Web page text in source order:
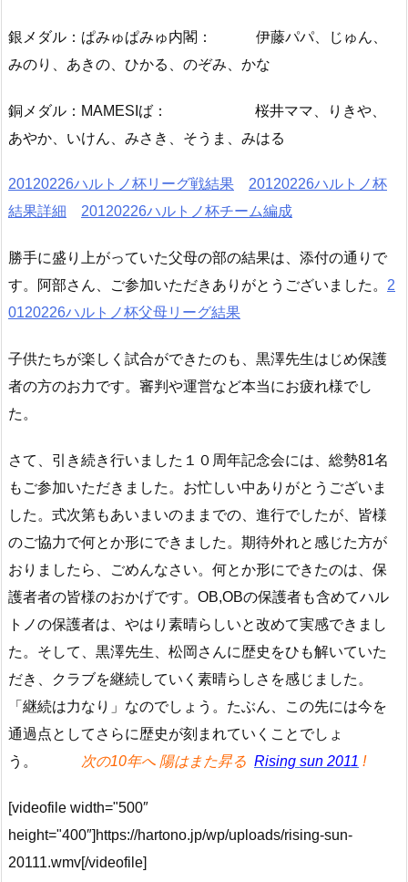
銀メダル：ぱみゅぱみゅ内閣： 伊藤パパ、じゅん、
みのり、あきの、ひかる、のぞみ、かな
銅メダル：MAMESIば： 桜井ママ、りきや、
あやか、いけん、みさき、そうま、みはる
20120226ハルトノ杯リーグ戦結果
20120226ハルトノ杯
結果詳細
20120226ハルトノ杯チーム編成
勝手に盛り上がっていた父母の部の結果は、添付の通りで
す。阿部さん、ご参加いただきありがとうございました。 2
0120226ハルトノ杯父母リーグ結果
子供たちが楽しく試合ができたのも、黒澤先生はじめ保護
者の方のお力です。審判や運営など本当にお疲れ様でし
た。
さて、引き続き行いました１０周年記念会には、総勢81名
もご参加いただきました。お忙しい中ありがとうございま
した。式次第もあいまいのままでの、進行でしたが、皆様
のご協力で何とか形にできました。期待外れと感じた方が
おりましたら、ごめんなさい。何とか形にできたのは、保
護者者の皆様のおかげです。OB,OBの保護者も含めてハル
トノの保護者は、やはり素晴らしいと改めて実感できまし
た。そして、黒澤先生、松岡さんに歴史をひも解いていた
だき、クラブを継続していく素晴らしさを感じました。
「継続は力なり」なのでしょう。たぶん、この先には今を
通過点としてさらに歴史が刻まれていくことでしょ
う。
次の10年へ 陽はまた昇る Rising sun 2011 !
[videofile width="500″
height="400″]https://hartono.jp/wp/uploads/rising-sun-
20111.wmv[/videofile]